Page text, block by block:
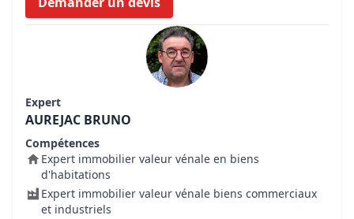
Expert
AUREJAC BRUNO
Compétences
Expert immobilier valeur vénale en biens
d'habitations
Expert immobilier valeur vénale biens commerciaux
et industriels